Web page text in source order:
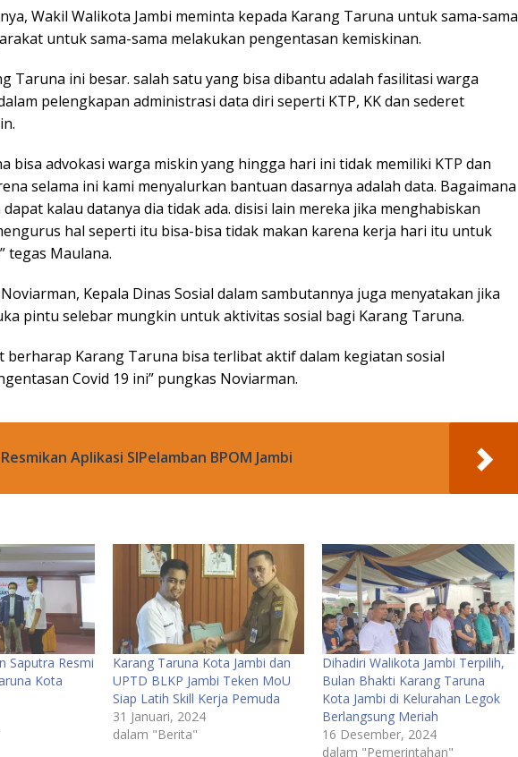
Wakil Walikota Jambi meminta kepada Karang Taruna untuk sama-sama
untuk sama-sama melakukan pengentasan kemiskinan.
Taruna ini besar. salah satu yang bisa dibantu adalah fasilitasi warga
pelengkapan administrasi data diri seperti KTP, KK dan sederet
bisa advokasi warga miskin yang hingga hari ini tidak memiliki KTP dan
selama ini kami menyalurkan bantuan dasarnya adalah data. Bagaimana
kalau datanya dia tidak ada. disisi lain mereka jika menghabiskan
hal seperti itu bisa-bisa tidak makan karena kerja hari itu untuk
tegas Maulana.
Kepala Dinas Sosial dalam sambutannya juga menyatakan jika
pintu selebar mungkin untuk aktivitas sosial bagi Karang Taruna.
berharap Karang Taruna bisa terlibat aktif dalam kegiatan sosial
Covid 19 ini” pungkas Noviarman.
Aplikasi SIPelamban BPOM Jambi
Saputra Resmi
Kota
Karang Taruna Kota Jambi dan
UPTD BLKP Jambi Teken MoU
Siap Latih Skill Kerja Pemuda
31 Januari, 2024
dalam "Berita"
Dihadiri Walikota Jambi Terpilih,
Bulan Bhakti Karang Taruna
Kota Jambi di Kelurahan Legok
Berlangsung Meriah
16 Desember, 2024
dalam "Pemerintahan"